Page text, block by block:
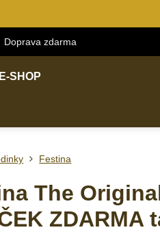
Doprava zdarma
E-SHOP
Festina
The
ZDARMA